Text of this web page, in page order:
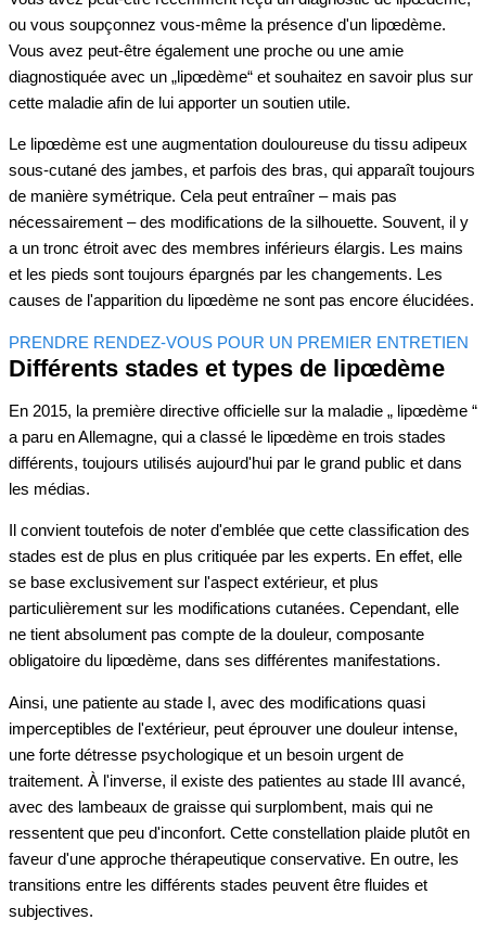
ou vous soupçonnez vous-même la présence d'un lipœdème.
Vous avez peut-être également une proche ou une amie
diagnostiquée avec un „lipœdème“ et souhaitez en savoir plus sur
cette maladie afin de lui apporter un soutien utile.
Le lipœdème est une augmentation douloureuse du tissu adipeux
sous-cutané des jambes, et parfois des bras, qui apparaît toujours
de manière symétrique. Cela peut entraîner – mais pas
nécessairement – des modifications de la silhouette. Souvent, il y
a un tronc étroit avec des membres inférieurs élargis. Les mains
et les pieds sont toujours épargnés par les changements. Les
causes de l'apparition du lipœdème ne sont pas encore élucidées.
PRENDRE RENDEZ-VOUS POUR UN PREMIER ENTRETIEN
Différents stades et types de lipœdème
En 2015, la première directive officielle sur la maladie „ lipœdème “
a paru en Allemagne, qui a classé le lipœdème en trois stades
différents, toujours utilisés aujourd'hui par le grand public et dans
les médias.
Il convient toutefois de noter d'emblée que cette classification des
stades est de plus en plus critiquée par les experts. En effet, elle
se base exclusivement sur l'aspect extérieur, et plus
particulièrement sur les modifications cutanées. Cependant, elle
ne tient absolument pas compte de la douleur, composante
obligatoire du lipœdème, dans ses différentes manifestations.
Ainsi, une patiente au stade I, avec des modifications quasi
imperceptibles de l'extérieur, peut éprouver une douleur intense,
une forte détresse psychologique et un besoin urgent de
traitement. À l'inverse, il existe des patientes au stade III avancé,
avec des lambeaux de graisse qui surplombent, mais qui ne
ressentent que peu d'inconfort. Cette constellation plaide plutôt en
faveur d'une approche thérapeutique conservative. En outre, les
transitions entre les différents stades peuvent être fluides et
subjectives.